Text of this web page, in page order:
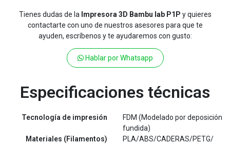
Tienes dudas de la Impresora 3D Bambu lab P1P y quieres
contactarte con uno de nuestros asesores para que te
ayuden, escríbenos y te ayudaremos con gusto:
Hablar por Whatsapp
Especificaciones técnicas
Tecnología de impresión
FDM (Modelado por deposición
fundida)
Materiales (Filamentos)
PLA/ABS/CADERAS/PETG/